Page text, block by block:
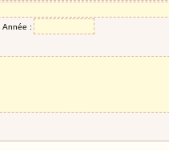
Année :